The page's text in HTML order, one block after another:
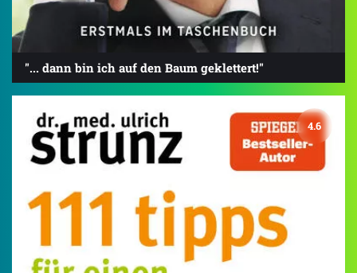
"... dann bin ich auf den Baum geklettert!"
4.6